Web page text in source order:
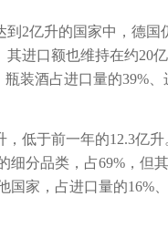
2亿升的国家中，德国
其进口额也维持在约20
瓶装酒占进口量的39%
低于前一年的12.3亿升
细分品类，占69%，但
国家，占进口量的16%